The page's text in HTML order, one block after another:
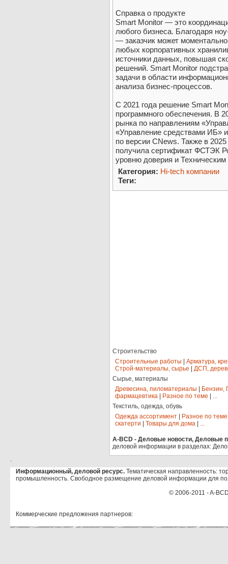
Справка о продукте
Smart Monitor — это
любого бизнеса. Благодаря
— заказчик может
любых корпоративных
источники данных, повышая
решений. Smart Monitor
задачи в области
анализа бизнес-процессов.
С 2021 года решение Smart
программного обеспечения. В
рынка по направлениям
«Управление средствами ИБ»
по версии CNews. Также в
получила сертификат ФСТЭК
уровню доверия и
Категория: Hi-tech компании
Теги:
Строительство
Строительные работы
Арматура,
Строй-материалы, сырье
ДСП,
Сырье, материалы
Древесина, пиломатериалы
Бензин,
фармацевтика
Разное по теме
...
Текстиль, одежда, обувь
Одежда ассортимент
Разное по теме
скатерти
Товары для дома ...
A-BCD - Деловые новости, Деловые
деловой информации в разделах:
.
Информационный, деловой ресурс. Тематическая направленность:
промышленность. Свободное размещение деловой информации для
© 2006-2011 - A-
Коммерческие предложения партнеров: